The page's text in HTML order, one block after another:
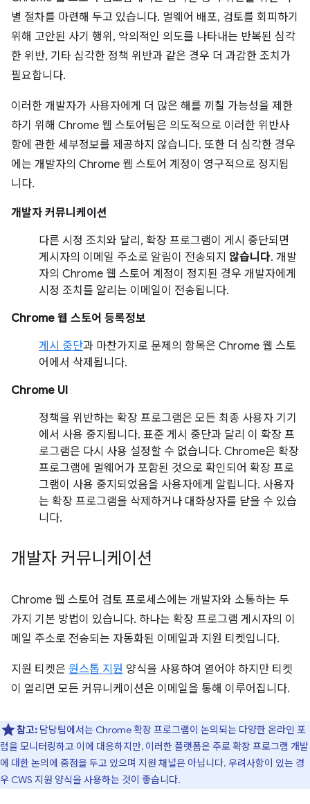
별 절차를 마련해 두고 있습니다. 멀웨어 배포, 검토를 회피하기
위해 고안된 사기 행위, 악의적인 의도를 나타내는 반복된 심각
한 위반, 기타 심각한 정책 위반과 같은 경우 더 과감한 조치가
필요합니다.
이러한 개발자가 사용자에게 더 많은 해를 끼칠 가능성을 제한
하기 위해 Chrome 웹 스토어팀은 의도적으로 이러한 위반사
항에 관한 세부정보를 제공하지 않습니다. 또한 더 심각한 경우
에는 개발자의 Chrome 웹 스토어 계정이 영구적으로 정지됩
니다.
개발자 커뮤니케이션
다른 시정 조치와 달리, 확장 프로그램이 게시 중단되면
게시자의 이메일 주소로 알림이 전송되지 않습니다. 개발
자의 Chrome 웹 스토어 계정이 정지된 경우 개발자에게
시정 조치를 알리는 이메일이 전송됩니다.
Chrome 웹 스토어 등록정보
게시 중단과 마찬가지로 문제의 항목은 Chrome 웹 스토
어에서 삭제됩니다.
Chrome UI
정책을 위반하는 확장 프로그램은 모든 최종 사용자 기기
에서 사용 중지됩니다. 표준 게시 중단과 달리 이 확장 프
로그램은 다시 사용 설정할 수 없습니다. Chrome은 확장
프로그램에 멀웨어가 포함된 것으로 확인되어 확장 프로
그램이 사용 중지되었음을 사용자에게 알립니다. 사용자
는 확장 프로그램을 삭제하거나 대화상자를 닫을 수 있습
니다.
개발자 커뮤니케이션
Chrome 웹 스토어 검토 프로세스에는 개발자와 소통하는 두
가지 기본 방법이 있습니다. 하나는 확장 프로그램 게시자의 이
메일 주소로 전송되는 자동화된 이메일과 지원 티켓입니다.
지원 티켓은 원스톱 지원 양식을 사용하여 열어야 하지만 티켓
이 열리면 모든 커뮤니케이션은 이메일을 통해 이루어집니다.
참고: 담당팀에서는 Chrome 확장 프로그램이 논의되는 다양한 온라인 포
럼을 모니터링하고 이에 대응하지만, 이러한 플랫폼은 주로 확장 프로그램 개발
에 대한 논의에 중점을 두고 있으며 지원 채널은 아닙니다. 우려사항이 있는 경
우 CWS 지원 양식을 사용하는 것이 좋습니다.